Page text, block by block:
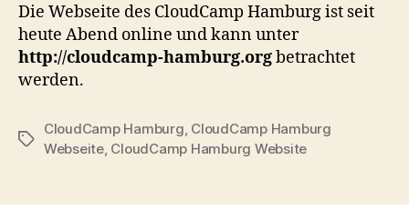
Die Webseite des CloudCamp Hamburg ist seit
heute Abend online und kann unter
http://cloudcamp-hamburg.orgbetrachtet
werden.
Tags
CloudCamp Hamburg CloudCamp Hamburg
Webseite, CloudCamp Hamburg Website